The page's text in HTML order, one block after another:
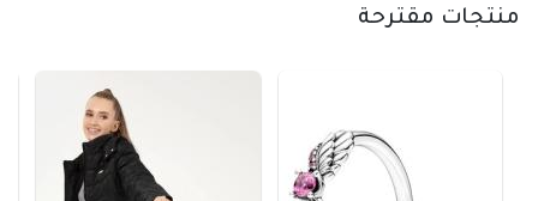
منتجات مقترحة